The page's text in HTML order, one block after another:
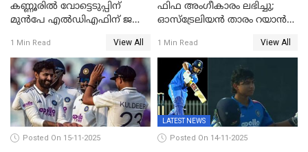
കണ്ണൂരിൽ വോട്ടെടുപ്പിന്
മുൻപേ എൽഡിഎഫിന് ജയം;
സ്ഥാനാർഥികളില്ല
1 Min Read View All
ഫിഫ അംഗീകാരം ലഭിച്ചു;
ഓസ്‌ട്രേലിയന്‍ താരം റയാന്‍
നീലക്കുപ്പായത്തില്‍ കളിക്കാം
1 Min Read View All
Posted On 15-11-2025
LATEST NEWS
Posted On 14-11-2025